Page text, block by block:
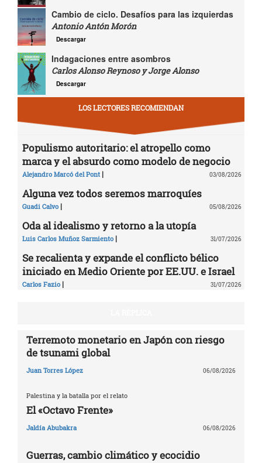
Cambio de ciclo. Desafíos para las izquierdas
Antonio Antón Morón
Descargar
Indagaciones entre asombros
Carlos Alonso Reynoso y Jorge Alonso
Descargar
LOS LECTORES RECOMIENDAN
Populismo autoritario: el atropello como
marca y el absurdo como modelo de negocio
Alejandro Marcó del Pont | 03/08/2026
Alguna vez todos seremos marroquíes
Guadi Calvo | 05/08/2026
Oda al idealismo y retorno a la utopía
Luis Carlos Muñoz Sarmiento | 31/07/2026
Se recalienta y expande el conflicto bélico
iniciado en Medio Oriente por EE.UU. e Israel
Carlos Fazio | 31/07/2026
Terremoto monetario en Japón con riesgo
de tsunami global
Juan Torres López 06/08/2026
Palestina y la batalla por el relato
El «Octavo Frente»
Jaldía Abubakra 06/08/2026
Guerras, cambio climático y ecocidio